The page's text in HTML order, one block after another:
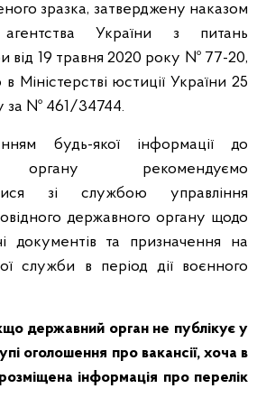
зразка, затверджену наказом
агентства України з питань
від 19 травня 2020 року № 77-20,
Міністерстві юстиції України 25
за № 461/34744.
будь-якої інформації до
органу рекомендуємо
зі службою управління
державного органу щодо
документів та призначення на
служби в період дії воєнного
державний орган не публікує у
оголошення про вакансії, хоча в
інформація про перелік